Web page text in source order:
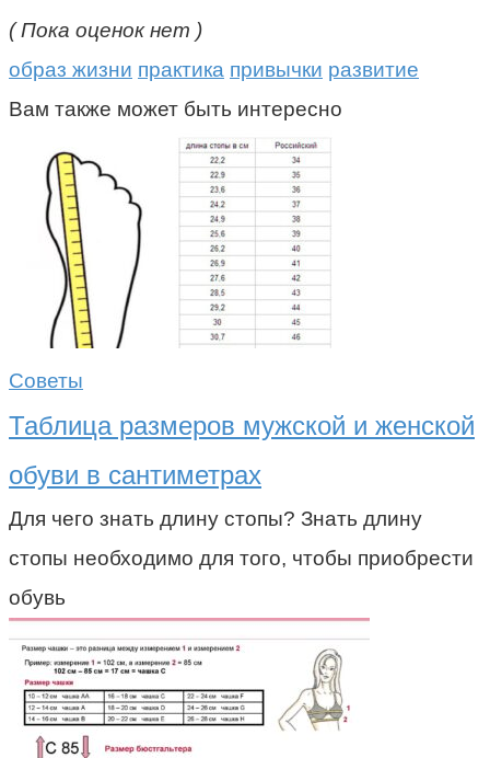
( Пока оценок нет )
образ жизни практика привычки развитие
Вам также может быть интересно
Советы
Таблица размеров мужской и женской
обуви в сантиметрах
Для чего знать длину стопы? Знать длину
стопы необходимо для того, чтобы приобрести
обувь